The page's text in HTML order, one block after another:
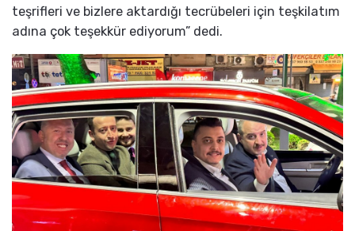
teşrifleri ve bizlere aktardığı tecrübeleri için teşkilatım
adına çok teşekkür ediyorum” dedi.